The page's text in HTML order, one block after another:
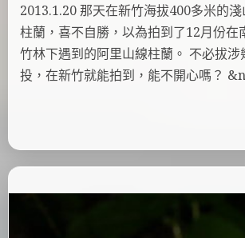
2013.1.20 那天在新竹海拔400多米的
柱蘭，喜不自勝，以為拍到了12月份在
竹林下遇到的阿里山線柱蘭。 不必拔涉
投，在新竹就能拍到，能不開心嗎？